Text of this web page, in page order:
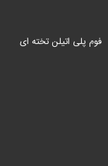
فوم پلی اتیلن تخته ای